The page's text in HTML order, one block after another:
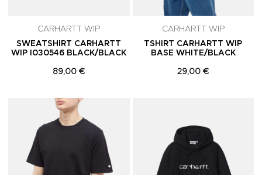
CARHARTT WIP
SWEATSHIRT CARHARTT
WIP I030546 BLACK/BLACK
89,00 €
CARHARTT WIP
TSHIRT CARHARTT WIP
BASE WHITE/BLACK
29,00 €